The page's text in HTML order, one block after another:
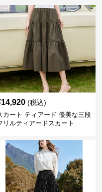
14,920 (税込)
カート ティアード 優美な三段
リルティアードスカート